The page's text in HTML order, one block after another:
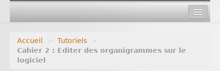
Accueil > Tutoriels
>
Cahier 2 : Editer des organigrammes sur le
logiciel